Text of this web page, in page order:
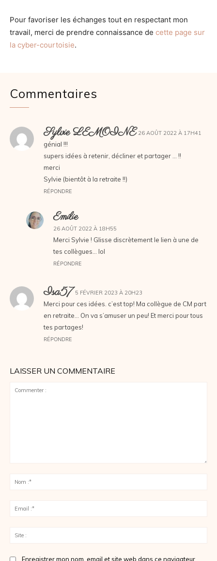
Pour favoriser les échanges tout en respectant mon
travail, merci de prendre connaissance de cette page sur
la cyber-courtoisie.
Commentaires
Sylvie LEMOINE 26 AOÛT 2022 À 17H41
génial !!!
supers idées à retenir, décliner et partager … !!
merci
Sylvie (bientôt à la retraite !!)
RÉPONDRE
Emilie
26 AOÛT 2022 À 18H55
Merci Sylvie ! Glisse discrètement le lien à une de
tes collègues… lol
RÉPONDRE
Isa57 5 FÉVRIER 2023 À 20H23
Merci pour ces idées. c’est top! Ma collègue de CM part
en retraite… On va s’amuser un peu! Et merci pour tous
tes partages!
RÉPONDRE
LAISSER UN COMMENTAIRE